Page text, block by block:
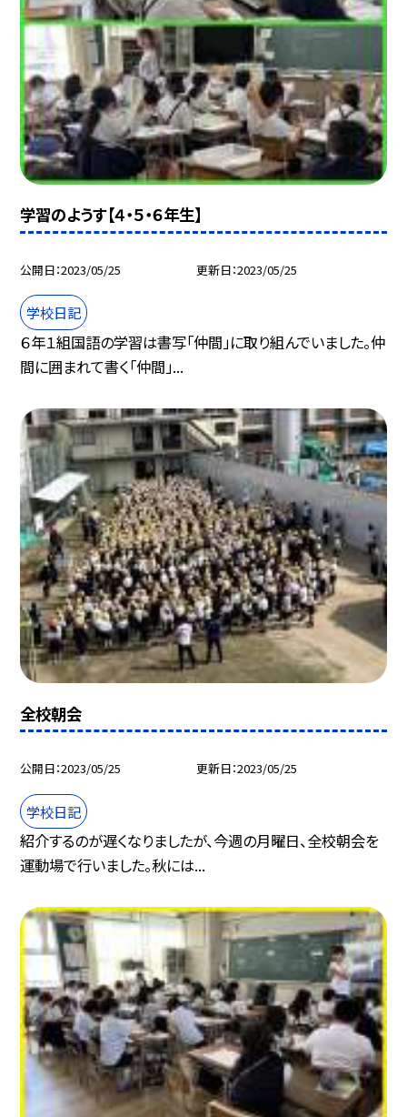
学習のようす【４・５・６年生】
公開日 2023/05/25 更新日 2023/05/25
学校日記
６年１組国語の学習は書写「仲間」に取り組んでいました。仲
間に囲まれて書く「仲間」...
全校朝会
公開日 2023/05/25 更新日 2023/05/25
学校日記
紹介するのが遅くなりましたが、今週の月曜日、全校朝会を
運動場で行いました。秋には...